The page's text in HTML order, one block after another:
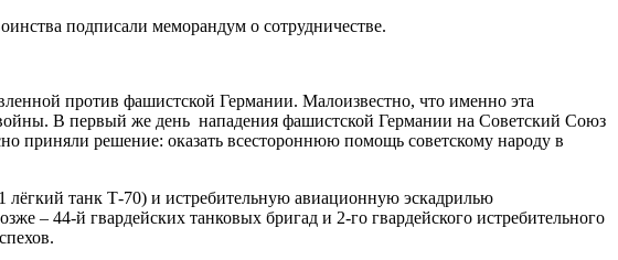
подписали меморандум о сотрудничестве.
против фашистской Германии. Малоизвестно, что именно эта
В первый же день нападения фашистской Германии на Советский Союз
приняли решение: оказать всестороннюю помощь советскому народу в
танк Т-70) и истребительную авиационную эскадрилью
– 44-й гвардейских танковых бригад и 2-го гвардейского истребительного